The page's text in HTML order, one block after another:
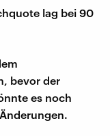
lag bei 90
bevor der
es noch